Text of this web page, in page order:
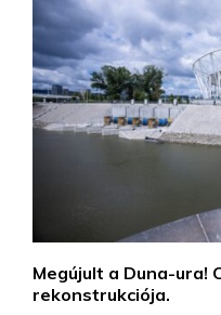
Megújult a Duna-ura!
rekonstrukciója.